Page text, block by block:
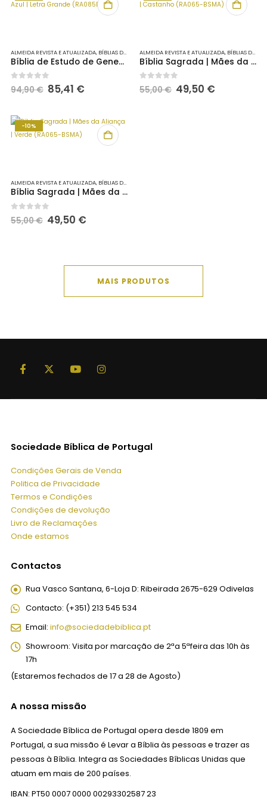
ALMEIDA REVISTA E ATUALIZADA, BÍBLIAS DE ESTUDO
Bíblia de Estudo de Genebra | Azul | Letra Grande (RA085BGLG)
0 out of 5
94,90€ O
preço
era:
94,90 €.
85,41 €O
é:
85,41 €.
ALMEIDA REVISTA E ATUALIZADA, BÍBLIAS DE ESTUDO
Bíblia Sagrada | Mães da Aliança | Castanho (RA065-BSMA)
0 out of 5
55,00€ O
preço
49,50 €O
-10%
ALMEIDA REVISTA E ATUALIZADA, BÍBLIAS DE ESTUDO
Bíblia Sagrada | Mães da Aliança | Verde (RA065-BSMA)
0 out of 5
55,00€ O
preço
49,50 €O
MAIS PRODUTOS
Sociedade Bíblica de Portugal
Condições Gerais de Venda
Politica de Privacidade
Termos e Condições
Condições de devolução
Livro de Reclamações
Onde estamos
Contactos
Rua Vasco Santana, 6-Loja D: Ribeirada 2675-629 Odivelas
Contacto: (+351) 213 545 534
Email: info@sociedadebiblica.pt
Showroom: Visita por marcação de 2ªa 5ªfeira das 10h às
17h
(Estaremos fechados de 17 a 28 de Agosto)
A nossa missão
A Sociedade Bíblica de Portugal opera desde 1809 em
Portugal, a sua missão é Levar a Bíblia às pessoas e trazer as
pessoas à Bíblia. Integra as Sociedades Bíblicas Unidas que
atuam em mais de 200 países.
IBAN: PT50 0007 0000 00293302587 23